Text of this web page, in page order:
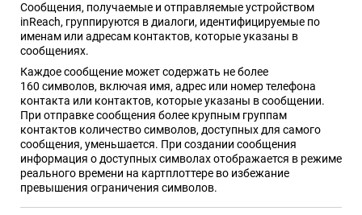
Сообщения, получаемые и отправляемые устройством
inReach, группируются в диалоги, идентифицируемые по
именам или адресам контактов, которые указаны в
сообщениях.
Каждое сообщение может содержать не более
160 символов, включая имя, адрес или номер телефона
контакта или контактов, которые указаны в сообщении.
При отправке сообщения более крупным группам
контактов количество символов, доступных для самого
сообщения, уменьшается. При создании сообщения
информация о доступных символах отображается в режиме
реального времени на картплоттере во избежание
превышения ограничения символов.